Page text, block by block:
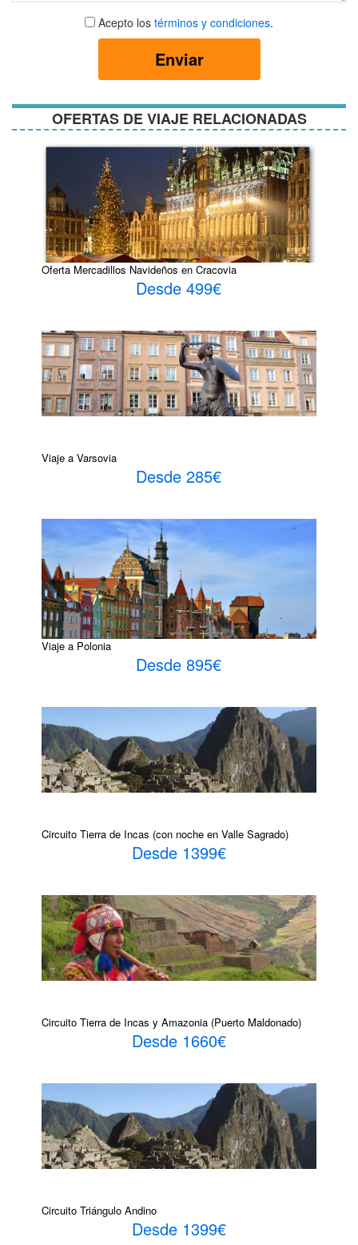
Aceptar
términos
Acepto los términos y condiciones.
Enviar
OFERTAS DE VIAJE RELACIONADAS
Oferta Mercadillos Navideños en Cracovia
Desde 499€
Viaje a Varsovia
Desde 285€
Viaje a Polonia
Desde 895€
Circuito Tierra de Incas (con noche en Valle Sagrado)
Desde 1399€
Circuito Tierra de Incas y Amazonia (Puerto Maldonado)
Desde 1660€
Circuito Triángulo Andino
Desde 1399€